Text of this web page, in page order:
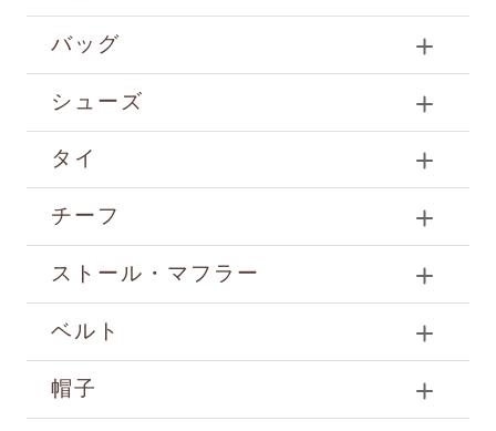
バッグ
シューズ
タイ
チーフ
ストール・マフラー
ベルト
帽子